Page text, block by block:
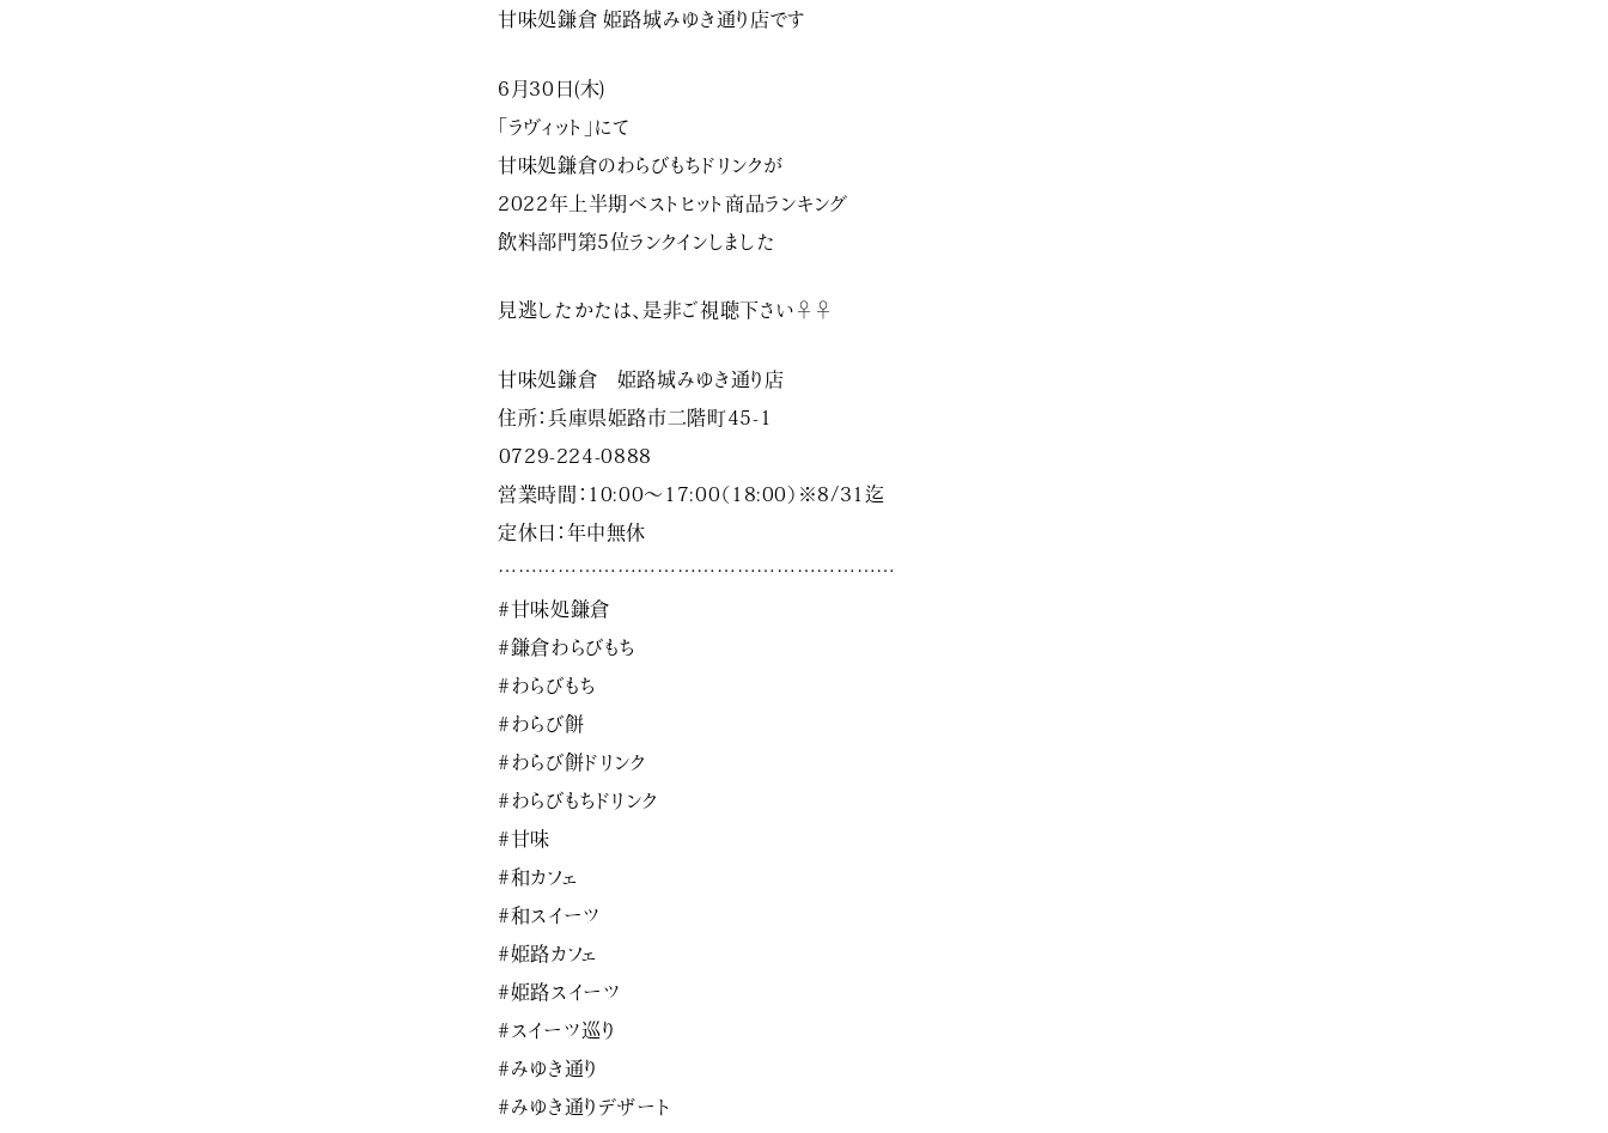
甘味処鎌倉 姫路城みゆき通り店です
6月30日(木)
「ラヴィット」にて
甘味処鎌倉のわらびもちドリンクが
2022年上半期ベストヒット商品ランキング
飲料部門第5位ランクインしました
見逃したかたは、是非ご視聴下さい‍♀️‍♀️
甘味処鎌倉 姫路城みゆき通り店
住所：兵庫県姫路市二階町45-1
️0729-224-0888
営業時間：10:00〜17:00（18:00）※8/31迄
定休日：年中無休
……………………………………………………
#甘味処鎌倉
#鎌倉わらびもち
#わらびもち
#わらび餅
#わらび餅ドリンク
#わらびもちドリンク
#甘味
#和カフェ
#和スイーツ
#姫路カフェ
#姫路スイーツ
#スイーツ巡り
#みゆき通り
#みゆき通りデザート